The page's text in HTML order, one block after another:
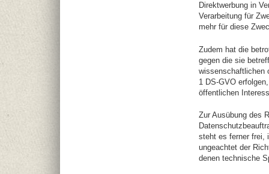
Direktwerbung in
Verarbeitung für
mehr für diese
Zudem hat die
gegen die sie
wissenschaftlichen
1 DS-GVO
öffentlichen
Zur Ausübung des
steht es ferner frei,
ungeachtet der
denen technische